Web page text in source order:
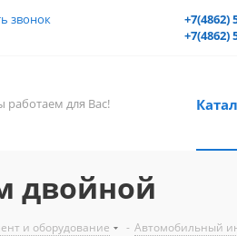
звонок +7(4862)
+7(4862)
работаем для Вас!
двойной
и оборудование - Автомобильный